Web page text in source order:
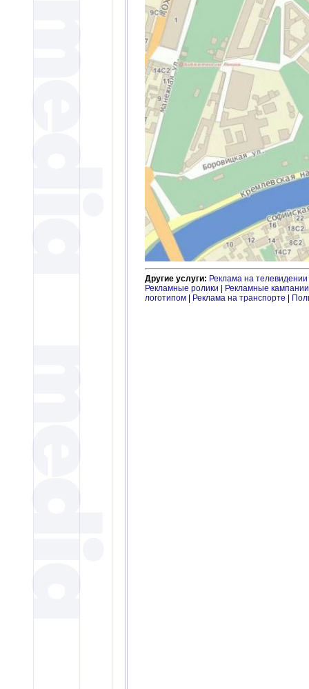
Другие услуги: Реклама на телевидении
Рекламные ролики | Рекламные кампании
логотипом | Реклама на транспорте |